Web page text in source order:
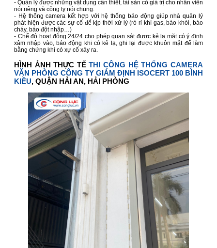
- Quản lý được những vật dụng cần thiết, tài sản có giá trị cho nhân viên
nói riêng và công ty nói chung.
- Hệ thống camera kết hợp với hệ thống báo động giúp nhà quản lý
phát hiện được các sự cố để kịp thời xử lý (rò rỉ khí gas, báo khói, báo
cháy, báo đột nhập…)
- Chế độ hoạt động 24/24 cho phép quan sát được kẻ lạ mặt có ý định
xâm nhập vào, báo động khi có kẻ lạ, ghi lại được khuôn mặt để làm
bằng chứng khi có xự cố xảy ra.
HÌNH ẢNH THỰC TẾTHI CÔNG HỆ THỐNG CAMERA
VĂN PHÒNG CÔNG TY GIÁM ĐỊNH ISOCERT 100 BÌNH
KIỀU, QUẬN HẢI AN, HẢI PHÒNG